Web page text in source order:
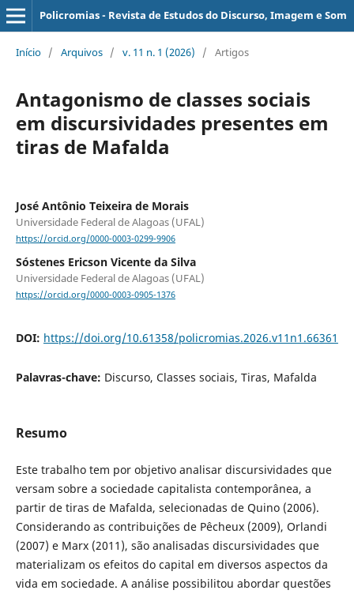
Policromias - Revista de Estudos do Discurso, Imagem e Som
Início / Arquivos / v. 11 n. 1 (2026) / Artigos
Antagonismo de classes sociais
em discursividades presentes em
tiras de Mafalda
José Antônio Teixeira de Morais
Universidade Federal de Alagoas (UFAL)
https://orcid.org/0000-0003-0299-9906
Sóstenes Ericson Vicente da Silva
Universidade Federal de Alagoas (UFAL)
https://orcid.org/0000-0003-0905-1376
DOI: https://doi.org/10.61358/policromias.2026.v11n1.66361
Palavras-chave: Discurso, Classes sociais, Tiras, Mafalda
Resumo
Este trabalho tem por objetivo analisar discursividades que
versam sobre a sociedade capitalista contemporânea, a
partir de tiras de Mafalda, selecionadas de Quino (2006).
Considerando as contribuições de Pêcheux (2009), Orlandi
(2007) e Marx (2011), são analisadas discursividades que
materializam os efeitos do capital em diversos aspectos da
vida em sociedade. A análise possibilitou abordar questões